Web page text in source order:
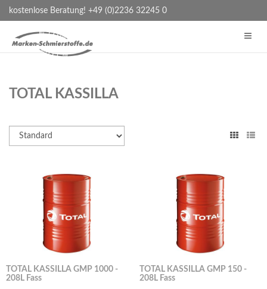
kostenlose Beratung! +49 (0)2236 32245 0
TOTAL KASSILLA
TOTAL KASSILLA GMP 1000 -
208L Fass
TOTAL KASSILLA GMP 150 -
208L Fass